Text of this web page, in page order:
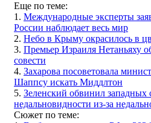
Еще по теме:
1. Международные эксперты
России наблюдает весь мир
2. Небо в Крыму окрасилось в
3. Премьер Израиля Нетаньяху
совести
4. Захарова посоветовала
Шаппсу искать Миддлтон
5. Зеленский обвинил западных
недальновидности из-за
Сюжет по теме: